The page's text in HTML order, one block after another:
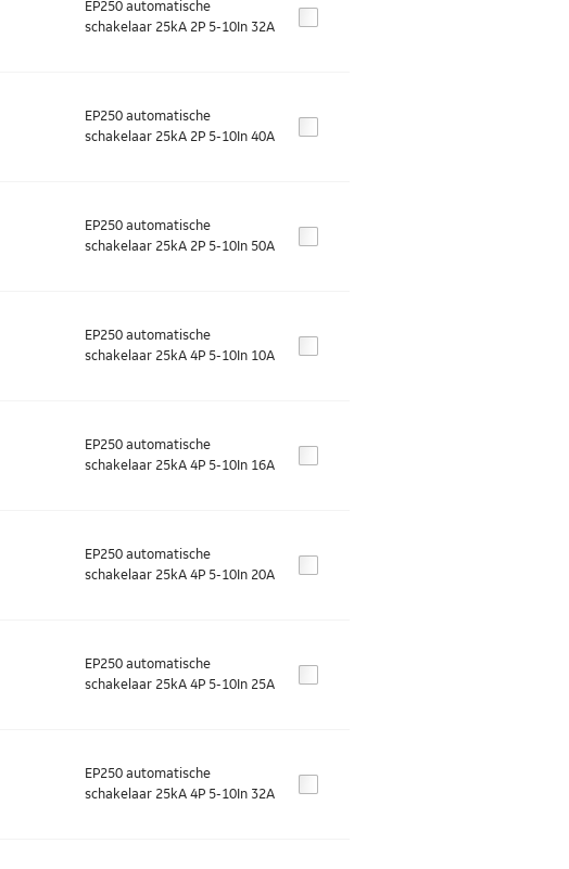
EP250 automatische
schakelaar 25kA 2P 5-10In 32A
EP250 automatische
schakelaar 25kA 2P 5-10In 40A
EP250 automatische
schakelaar 25kA 2P 5-10In 50A
EP250 automatische
schakelaar 25kA 4P 5-10In 10A
EP250 automatische
schakelaar 25kA 4P 5-10In 16A
EP250 automatische
schakelaar 25kA 4P 5-10In 20A
EP250 automatische
schakelaar 25kA 4P 5-10In 25A
EP250 automatische
schakelaar 25kA 4P 5-10In 32A